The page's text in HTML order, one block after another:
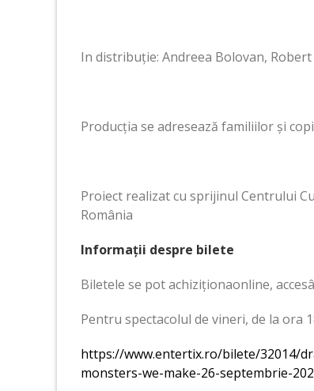
In distribuție: Andreea Bolovan,
Producția se adresează familiilor și
Proiect realizat cu sprijinul Centrului
România
Informații despre bilete
Biletele se pot achiziționaonline,
Pentru spectacolul de vineri, de la ora
https://www.entertix.ro/bilete/32014/
monsters-we-make-26-septembrie-